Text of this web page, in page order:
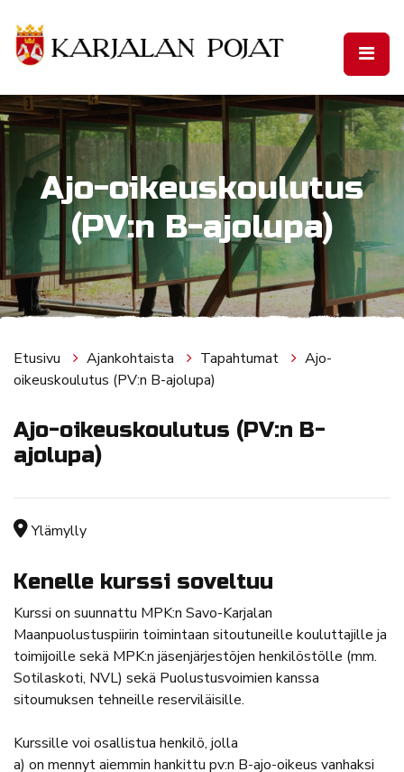
Ajo-oikeuskoulutus
(PV:n B-ajolupa)
Etusivu Ajankohtaista Tapahtumat
Ajo-
oikeuskoulutus (PV:n B-ajolupa)
Ajo-oikeuskoulutus (PV:n B-
ajolupa)
Tapahtuman sijainti
Ylämylly
Kenelle kurssi soveltuu
Kurssi on suunnattu MPK:n Savo-Karjalan
Maanpuolustuspiirin toimintaan sitoutuneille kouluttajille ja
toimijoille sekä MPK:n jäsenjärjestöjen henkilöstölle (mm.
Sotilaskoti, NVL) sekä Puolustusvoimien kanssa
sitoumuksen tehneille reserviläisille.
Kurssille voi osallistua henkilö, jolla
a) on mennyt aiemmin hankittu pv:n B-ajo-oikeus vanhaksi